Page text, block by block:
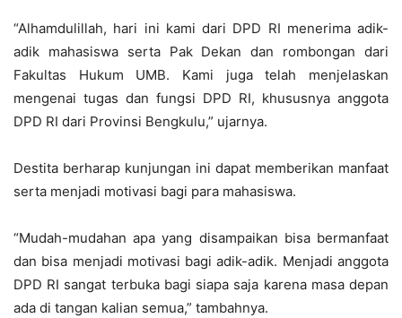
“Alhamdulillah, hari ini kami dari DPD RI menerima adik-
adik mahasiswa serta Pak Dekan dan rombongan dari
Fakultas Hukum UMB. Kami juga telah menjelaskan
mengenai tugas dan fungsi DPD RI, khususnya anggota
DPD RI dari Provinsi Bengkulu,” ujarnya.
Destita berharap kunjungan ini dapat memberikan manfaat
serta menjadi motivasi bagi para mahasiswa.
“Mudah-mudahan apa yang disampaikan bisa bermanfaat
dan bisa menjadi motivasi bagi adik-adik. Menjadi anggota
DPD RI sangat terbuka bagi siapa saja karena masa depan
ada di tangan kalian semua,” tambahnya.